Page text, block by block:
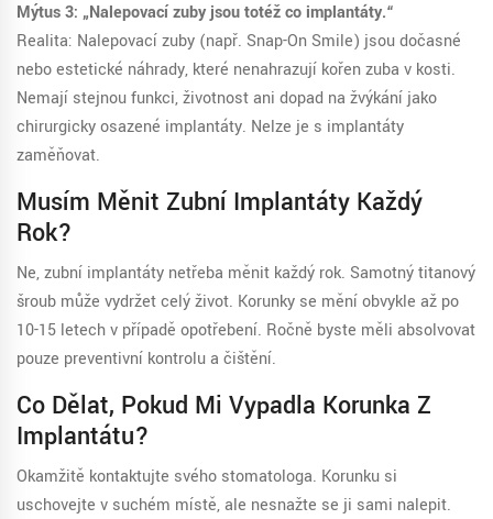
Mýtus 3: „Nalepovací zuby jsou totéž co implantáty.“
Realita: Nalepovací zuby (např. Snap-On Smile) jsou dočasné
nebo estetické náhrady, které nenahrazují kořen zuba v kosti.
Nemají stejnou funkci, životnost ani dopad na žvýkání jako
chirurgicky osazené implantáty. Nelze je s implantáty
zaměňovat.
Musím Měnit Zubní Implantáty Každý
Rok?
Ne, zubní implantáty netřeba měnit každý rok. Samotný titanový
šroub může vydržet celý život. Korunky se mění obvykle až po
10-15 letech v případě opotřebení. Ročně byste měli absolvovat
pouze preventivní kontrolu a čištění.
Co Dělat, Pokud Mi Vypadla Korunka Z
Implantátu?
Okamžitě kontaktujte svého stomatologa. Korunku si
uschovejte v suchém místě, ale nesnažte se ji sami nalepit.